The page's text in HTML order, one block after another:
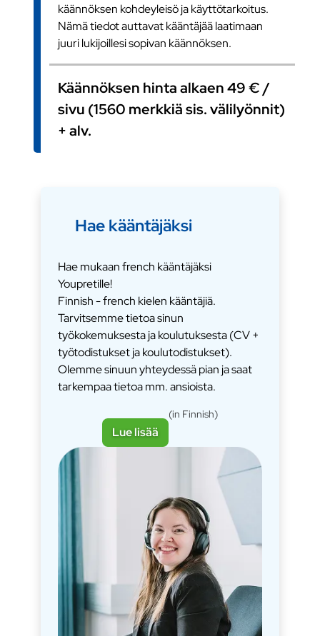
käännöksen kohdeyleisö ja käyttötarkoitus.
Nämä tiedot auttavat kääntäjää laatimaan
juuri lukijoillesi sopivan käännöksen.
Käännöksen hinta alkaen 49 € /
sivu (1560 merkkiä sis. välilyönnit)
+ alv.
Hae kääntäjäksi
Hae mukaan french kääntäjäksi
Youpretille!
Finnish - french kielen kääntäjiä.
Tarvitsemme tietoa sinun
työkokemuksesta ja koulutuksesta (CV +
työtodistukset ja koulutodistukset).
Olemme sinuun yhteydessä pian ja saat
tarkempaa tietoa mm. ansioista.
Lue lisää
(in Finnish)